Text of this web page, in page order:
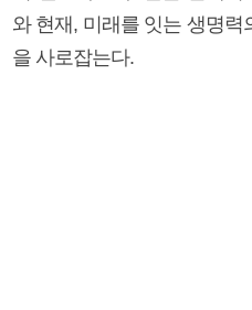
와 현재, 미래를 잇는 생명력
을 사로잡는다.